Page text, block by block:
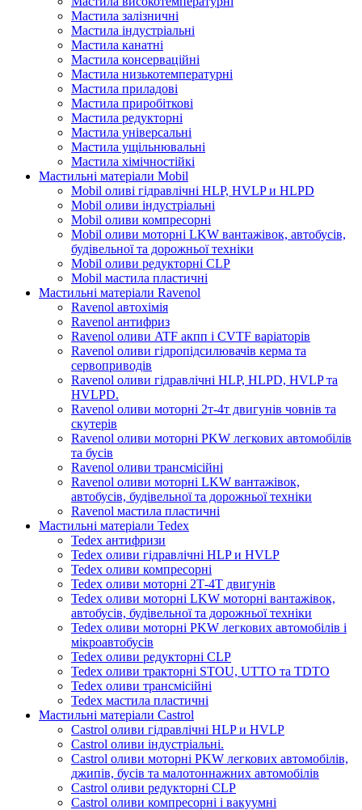
Мастила залізничні
Мастила індустріальні
Мастила канатні
Мастила консерваційні
Мастила низькотемпературні
Мастила приладові
Мастила приробіткові
Мастила редукторні
Мастила універсальні
Мастила ущільнювальні
Мастила хімічностійкі
Мастильні матеріали Mobil
Mobil оливі гідравлічні HLP, HVLP и HLPD
Mobil оливи індустріальні
Mobil оливи компресорні
Mobil оливи моторні LKW вантажівок, автобусів,
будівельної та дорожньої техніки
Mobil оливи редукторні CLP
Mobil мастила пластичні
Мастильні матеріали Ravenol
Ravenol автохімія
Ravenol антифриз
Ravenol оливи ATF акпп і CVTF варіаторів
Ravenol оливи гідропідсилювачів керма та
сервоприводів
Ravenol оливи гідравлічні HLP, HLPD, HVLP та
HVLPD.
Ravenol оливи моторні 2т-4т двигунів човнів та
скутерів
Ravenol оливи моторні PKW легкових автомобілів
та бусів
Ravenol оливи трансмісійні
Ravenol оливи моторні LKW вантажівок,
автобусів, будівельної та дорожньої техніки
Ravenol мастила пластичні
Мастильні матеріали Tedex
Tedex антифризи
Tedex оливи гідравлічні HLP и HVLP
Tedex оливи компресорні
Tedex оливи моторні 2Т-4Т двигунів
Tedex оливи моторні LKW моторні вантажівок,
автобусів, будівельної та дорожньої техніки
Tedex оливи моторні PKW легкових автомобілів і
мікроавтобусів
Tedex оливи редукторні CLP
Tedex оливи тракторні STOU, UTTO та TDTO
Tedex оливи трансмісійні
Tedex мастила пластичні
Мастильні матеріали Castrol
Castrol оливи гідравлічні HLP и HVLP
Castrol оливи індустріальні.
Castrol оливи моторні PKW легкових автомобілів,
джипів, бусів та малотоннажних автомобілів
Castrol оливи редукторні CLP
Castrol оливи компресорні і вакуумні